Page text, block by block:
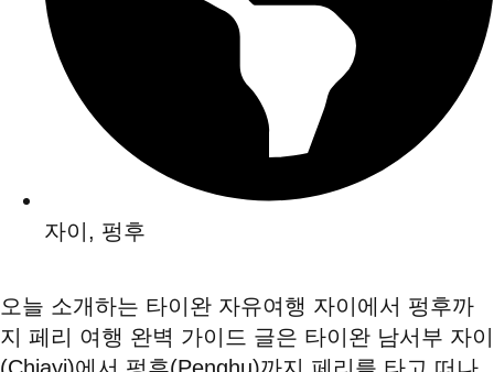
자이 , 펑후
오늘 소개하는 타이완 자유여행 자이에서 펑후까
지 페리 여행 완벽 가이드 글은 타이완 남서부 자이